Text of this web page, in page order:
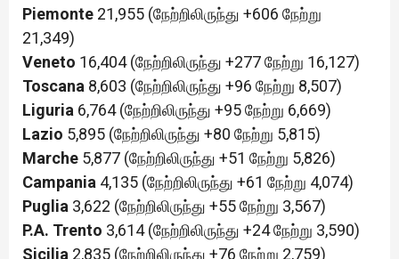
Piemonte 21,955 (நேற்றிலிருந்து +606 நேற்று
21,349)
Veneto 16,404 (நேற்றிலிருந்து +277 நேற்று 16,127)
Toscana 8,603 (நேற்றிலிருந்து +96 நேற்று 8,507)
Liguria 6,764 (நேற்றிலிருந்து +95 நேற்று 6,669)
Lazio 5,895 (நேற்றிலிருந்து +80 நேற்று 5,815)
Marche 5,877 (நேற்றிலிருந்து +51 நேற்று 5,826)
Campania 4,135 (நேற்றிலிருந்து +61 நேற்று 4,074)
Puglia 3,622 (நேற்றிலிருந்து +55 நேற்று 3,567)
P.A. Trento 3,614 (நேற்றிலிருந்து +24 நேற்று 3,590)
Sicilia 2,835 (நேற்றிலிருந்து +76 நேற்று 2,759)